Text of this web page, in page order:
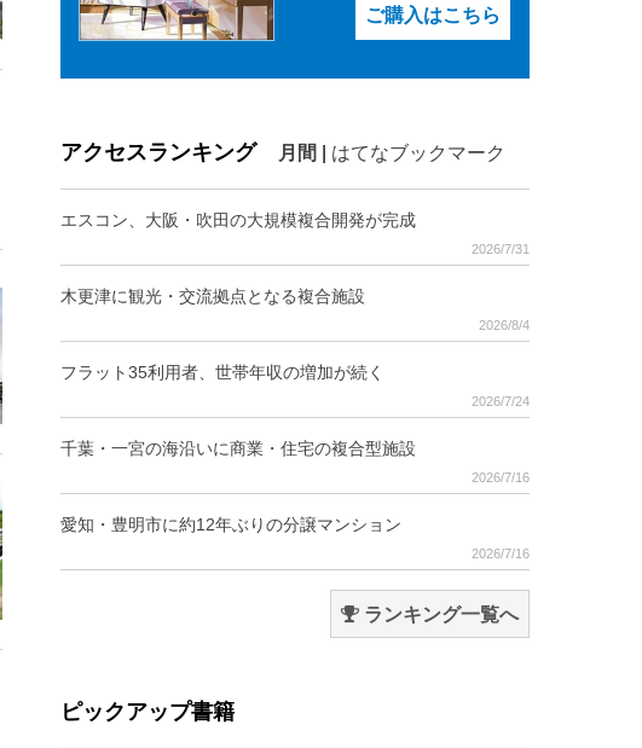
ご購入はこちら
アクセスランキング 月間 はてなブックマーク
エスコン、大阪・吹田の大規模複合開発が完成
2026/7/31
木更津に観光・交流拠点となる複合施設
2026/8/4
フラット35利用者、世帯年収の増加が続く
2026/7/24
千葉・一宮の海沿いに商業・住宅の複合型施設
2026/7/16
愛知・豊明市に約12年ぶりの分譲マンション
2026/7/16
ランキング一覧へ
ピックアップ書籍